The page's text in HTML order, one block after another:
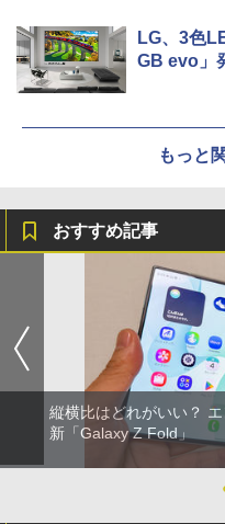
LG、3色
GB evo」
もっと
おすすめ記事
縦横比はどれがいい？
新「Galaxy Z Fold」